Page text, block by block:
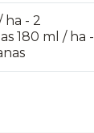
ha - 2
180 ml / ha -